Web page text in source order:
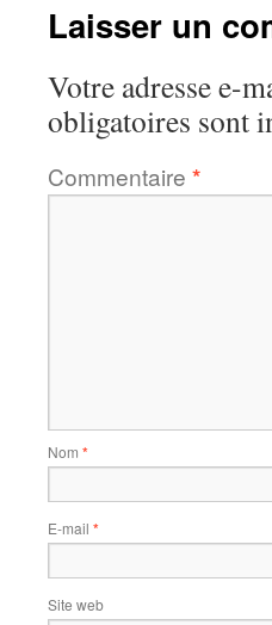
Laisser un
Votre adresse e-
obligatoires sont
Commentaire *
Nom *
E-mail *
Site web